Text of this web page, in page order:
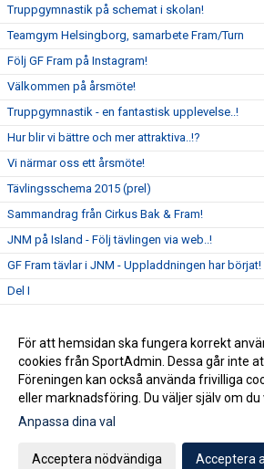
Truppgymnastik på schemat i skolan!
Teamgym Helsingborg, samarbete Fram/Turn
Följ GF Fram på Instagram!
Välkommen på årsmöte!
Truppgymnastik - en fantastisk upplevelse..!
Hur blir vi bättre och mer attraktiva..!?
Vi närmar oss ett årsmöte!
Tävlingsschema 2015 (prel)
Sammandrag från Cirkus Bak & Fram!
JNM på Island - Följ tävlingen via web..!
GF Fram tävlar i JNM - Uppladdningen har börjat!
Del I
Del III
Del IV
Gå till Webbversion
För att hemsidan ska fungera korrekt
cookies från SportAdmin. Dessa går inte
Föreningen kan också använda frivilliga
eller marknadsföring. Du väljer själv om du
Anpassa dina val
Acceptera nödvändiga Acceptera